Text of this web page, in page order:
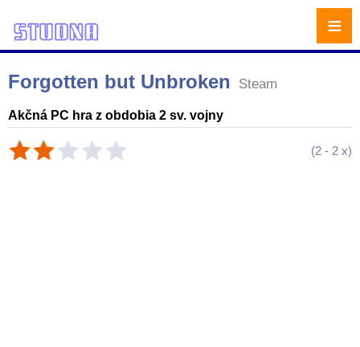
Forgotten but Unbroken Steam
Akčná PC hra z obdobia 2 sv. vojny
(2 - 2 x)
≡